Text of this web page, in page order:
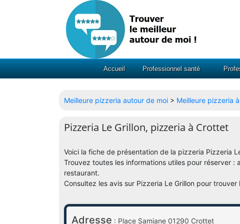
Accueil Professionnel santé
Meilleure pizzeria autour de moi > Meilleure pizzeria
Pizzeria Le Grillon, pizzeria à Crottet
Voici la fiche de présentation de la pizzeria Pizzeria
Trouvez toutes les informations utiles pour réserver :
restaurant.
Consultez les avis sur Pizzeria Le Grillon pour
Adresse : Place Samiane 01290 Crottet